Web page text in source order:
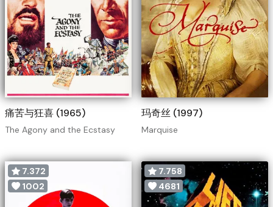
痛苦与狂喜 (1965)
The Agony and the Ecstasy
玛奇丝 (1997)
Marquise
7.372
1002
7.758
4681